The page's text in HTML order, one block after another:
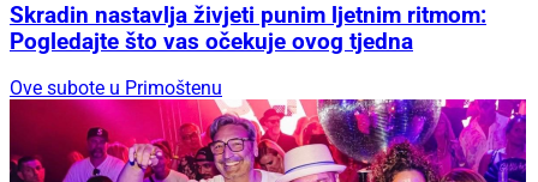
Skradin nastavlja živjeti punim ljetnim ritmom:
Pogledajte što vas očekuje ovog tjedna
Ove subote u Primoštenu